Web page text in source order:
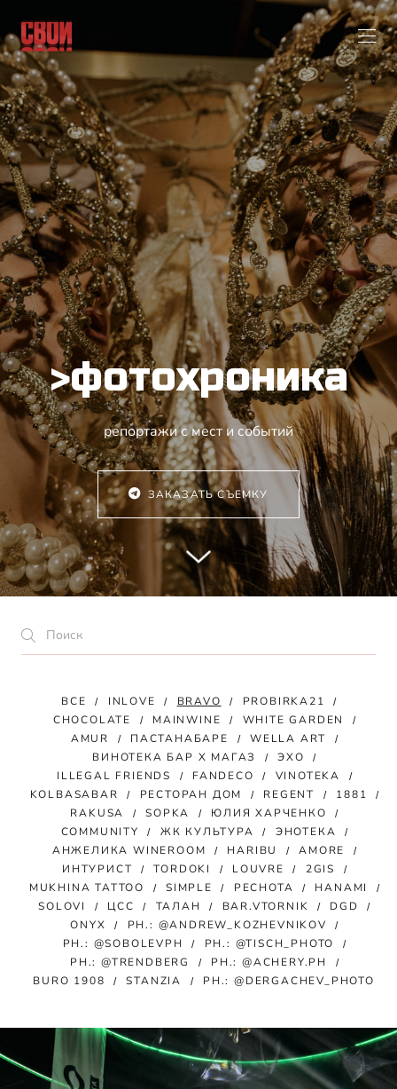
>фотохроника
репортажи с мест и событий
ЗАКАЗАТЬ СЪЕМКУ
ВСЕ INLOVE BRAVO
PROBIRKA21
CHOCOLATE
MAINWINE
WHITE GARDEN
AMUR
ПАСТАНАБАРЕ
WELLA ART
ВИНОТЕКА БАР Х МАГАЗ
ЭХО
ILLEGAL FRIENDS
FANDECO
VINOTEKA
KOLBASABAR
РЕСТОРАН ДОМ REGENT
1881
RAKUSA
SOPKA
ЮЛИЯ ХАРЧЕНКО
COMMUNITY
ЖК КУЛЬТУРА
ЭНОТЕКА
АНЖЕЛИКА WINEROOM
HARIBU
AMORE
ИНТУРИСТ
TORDOKI LOUVRE
2GIS
MUKHINA TATTOO
SIMPLE РЕСНОТА
HANAMI
SOLOVI
ЦСС ТАЛАН BAR.VTORNIK
DGD
ONYX
PH.: @ANDREW_KOZHEVNIKOV
PH.: @SOBOLEVPH
PH.: @TISCH_PHOTO
PH.: @TRENDBERG
PH.: @ACHERY.PH
BURO 1908
STANZIA PH.: @DERGACHEV_PHOTO